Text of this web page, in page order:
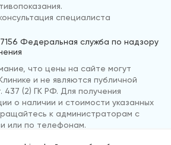
специалиста
Федеральная служба по надзору
что цены на сайте могут
и не являются публичной
(2) ГК РФ. Для получения
о наличии и стоимости указанных
к администраторам с
или по телефонам.